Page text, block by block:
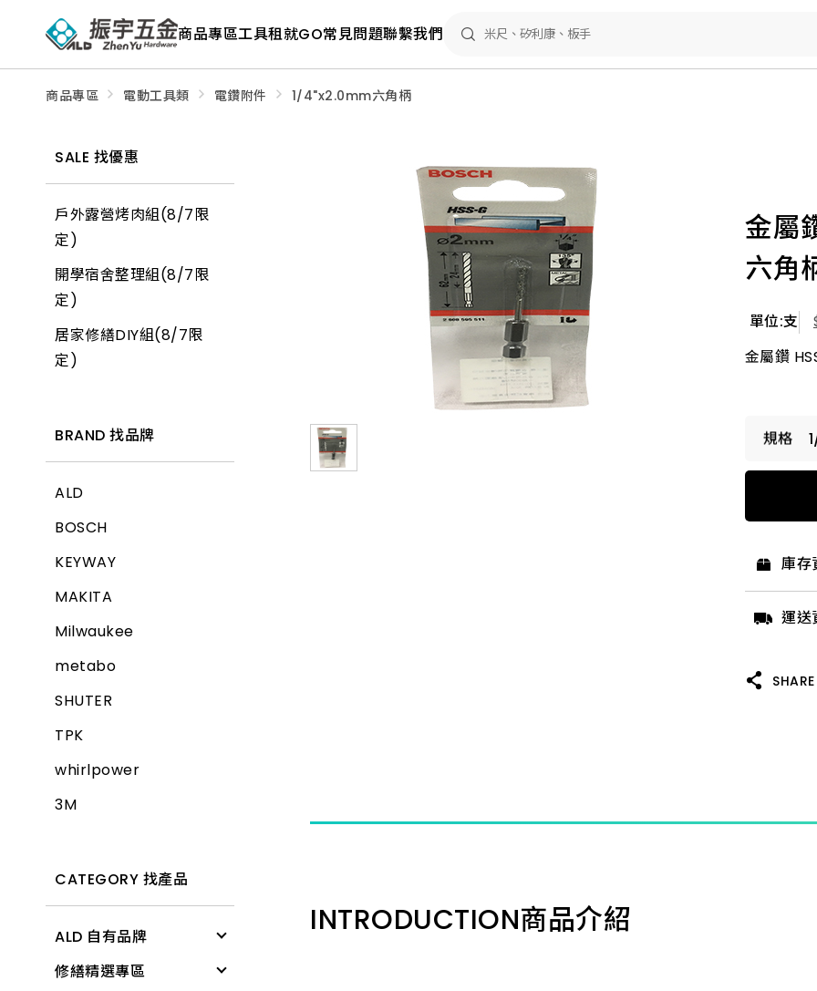
專
商品專區工具租就GO常見問題聯繫我們
商品專區 電動工具類 電鑽附件 1/4"x2.0mm六角柄
SALE 找優惠
戶外露營烤肉組(8/7限
定)
開學宿舍整理組(8/7限
定)
居家修繕DIY組(8/7限
定)
BRAND 找品牌
ALD
BOSCH
KEYWAY
MAKITA
Milwaukee
metabo
SHUTER
TPK
whirlpower
3M
CATEGORY 找產品
ALD 自有品牌
清潔用具
修繕精選專區
金屬
六角
單位:支
金屬鑽
1/
庫存
運送
SHARE
INTRODUCTION商品介紹